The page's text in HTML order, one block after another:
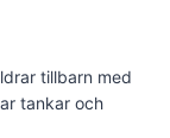
tillbarn med
tankar och